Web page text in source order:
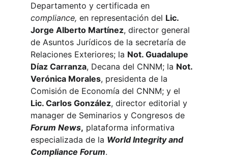
Departamento y certificada en
compliance, en representación del Lic.
Jorge Alberto Martínez, director general
de Asuntos Jurídicos de la secretaría de
Relaciones Exteriores; la Not. Guadalupe
Díaz Carranza, Decana del CNNM; la Not.
Verónica Morales, presidenta de la
Comisión de Economía del CNNM; y el
Lic. Carlos González, director editorial y
manager de Seminarios y Congresos de
Forum News, plataforma informativa
especializada de la World Integrity and
Compliance Forum.